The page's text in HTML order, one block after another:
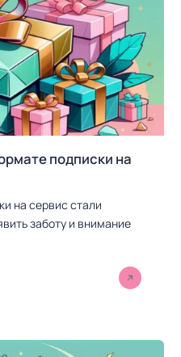
подписки на
на сервис стали
заботу и внимание